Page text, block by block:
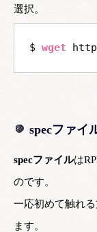
選択。
$ wget
specファイ
specファイルは
のです。
一応初めて触れ
ます。